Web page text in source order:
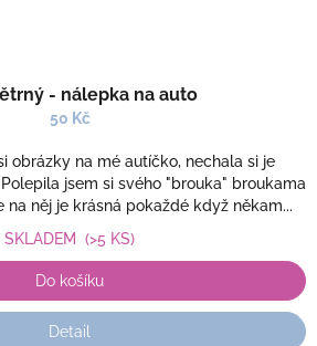
- nálepka na auto
50 Kč
obrázky na mé autíčko, nechala si je
jsem si svého "brouka" broukama
něj je krásná pokaždé když někam...
SKLADEM (>5 KS)
Do košíku
Detail